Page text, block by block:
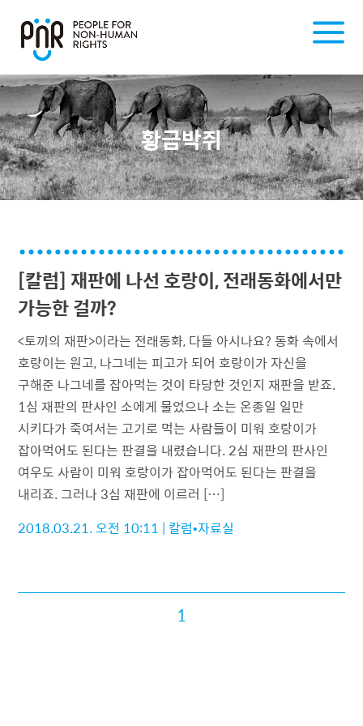
황금박쥐
[칼럼] 재판에 나선 호랑이, 전래동화에서만
가능한 걸까?
<토끼의 재판>이라는 전래동화, 다들 아시나요? 동화 속에서
호랑이는 원고, 나그네는 피고가 되어 호랑이가 자신을
구해준 나그네를 잡아먹는 것이 타당한 것인지 재판을 받죠.
1심 재판의 판사인 소에게 물었으나 소는 온종일 일만
시키다가 죽여서는 고기로 먹는 사람들이 미워 호랑이가
잡아먹어도 된다는 판결을 내렸습니다. 2심 재판의 판사인
여우도 사람이 미워 호랑이가 잡아먹어도 된다는 판결을
내리죠. 그러나 3심 재판에 이르러 […]
2018.03.21. 오전 10:11 | 칼럼•자료실
1